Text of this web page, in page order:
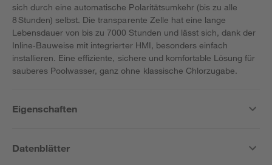
sich durch eine automatische Polaritätsumkehr (bis zu alle
8 Stunden) selbst. Die transparente Zelle hat eine lange
Lebensdauer von bis zu 7000 Stunden und lässt sich, dank der
Inline‑Bauweise mit integrierter HMI, besonders einfach
installieren. Eine effiziente, sichere und komfortable Lösung für
sauberes Poolwasser, ganz ohne klassische Chlorzugabe.
Eigenschaften
Datenblätter